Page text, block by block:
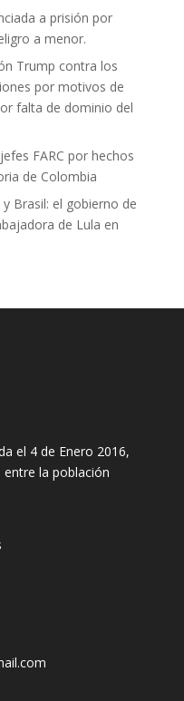
a prisión por
a menor.
Trump contra los
por motivos de
falta de dominio del
FARC por hechos
de Colombia
y Brasil: el gobierno de
de Lula en
el 4 de Enero 2016,
la población